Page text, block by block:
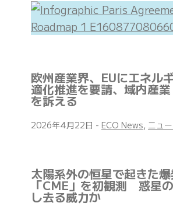
欧州産業界、EUにエネル
適化推進を要請、域内産
を訴える
2026年4月22日 - ECO News, ニュ
太陽系外の恒星で起きた
「CME」を初観測 惑星
し去る威力か